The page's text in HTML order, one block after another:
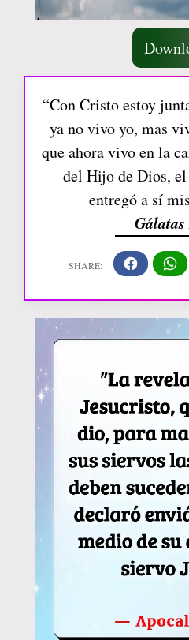
“Con Cristo estoy
ya no vivo yo, mas
que ahora vivo en la
del Hijo de Dios,
entregó a sí